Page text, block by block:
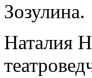
Зозулина.
Наталия